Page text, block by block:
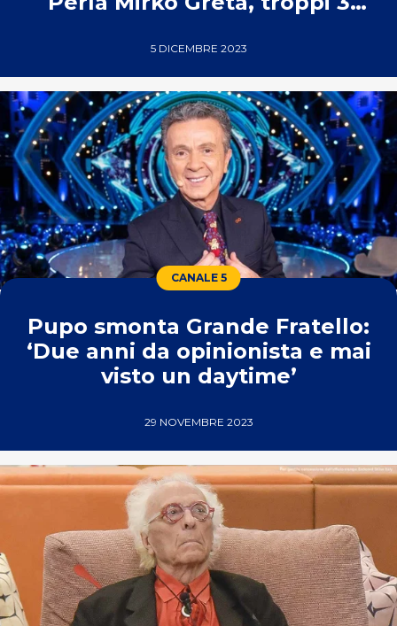
5 DICEMBRE 2023
CANALE 5
Pupo smonta Grande Fratello:
‘Due anni da opinionista e mai
visto un daytime’
29 NOVEMBRE 2023